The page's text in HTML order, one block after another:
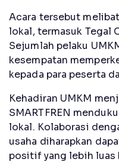
Acara tersebut
lokal, termasuk Tegal
Sejumlah pelaku
kesempatan
kepada para peserta
Kehadiran UMKM
SMARTFREN
lokal. Kolaborasi
usaha diharapkan
positif yang lebih luas